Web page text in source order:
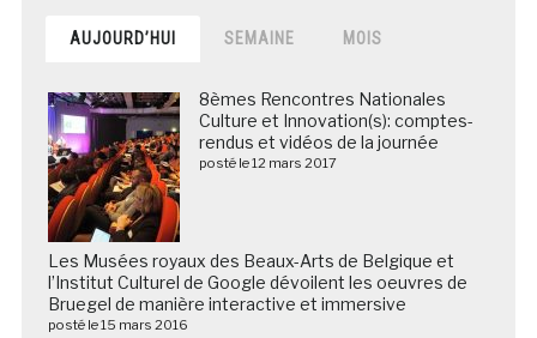
AUJOURD’HUI SEMAINE MOIS
8èmes Rencontres Nationales
Culture et Innovation(s): comptes-
rendus et vidéos de la journée
posté le 12 mars 2017
Les Musées royaux des Beaux-Arts de Belgique et
l’Institut Culturel de Google dévoilent les oeuvres de
Bruegel de manière interactive et immersive
posté le 15 mars 2016